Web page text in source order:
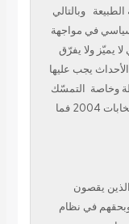
الطبيعة
وبالتالي
في مواجهة
يميّز ولا يفرّق
يجب عليها
وخاصة التمسّك
بعدم شرعية الدكتاتور وعدم أحقيته في تنظيم انتخابات 2004 فما
الذين يقصون
في نظام